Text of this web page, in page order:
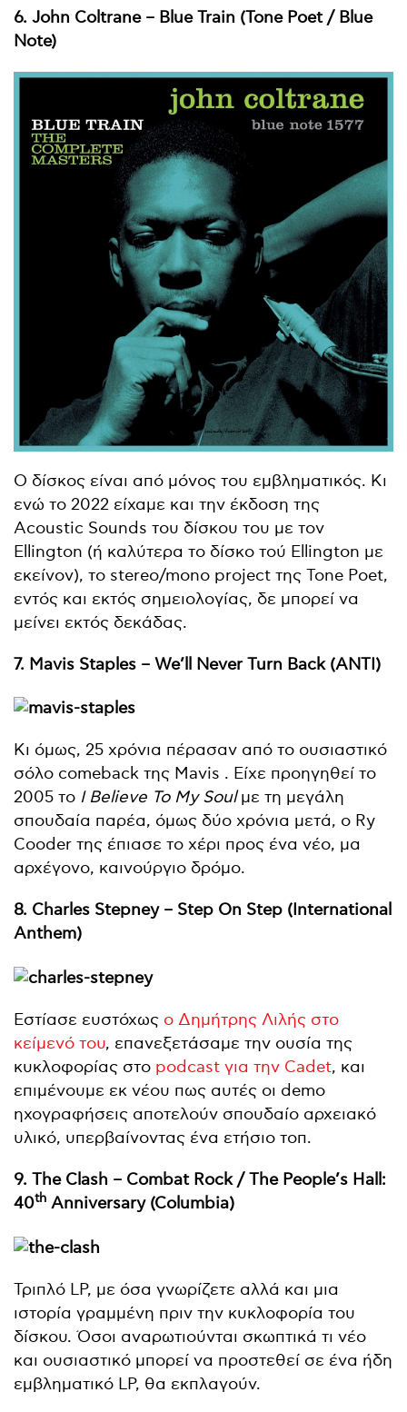
6. John Coltrane – Blue Train (Tone Poet / Blue
Note)
Ο δίσκος είναι από μόνος του εμβληματικός. Κι
ενώ το 2022 είχαμε και την έκδοση της
Acoustic Sounds του δίσκου του με τον
Ellington (ή καλύτερα το δίσκο τού Ellington με
εκείνον), το stereo/mono project της Tone Poet,
εντός και εκτός σημειολογίας, δε μπορεί να
μείνει εκτός δεκάδας.
7. Mavis Staples – We’ll Never Turn Back (ANTI)
Κι όμως, 25 χρόνια πέρασαν από το ουσιαστικό
σόλο comeback της Mavis . Είχε προηγηθεί το
2005 το I Believe To My Soulμε τη μεγάλη
σπουδαία παρέα, όμως δύο χρόνια μετά, ο Ry
Cooder της έπιασε το χέρι προς ένα νέο, μα
αρχέγονο, καινούργιο δρόμο.
8. Charles Stepney – Step On Step (International
Anthem)
Εστίασε ευστόχως ο Δημήτρης Λιλής στο
κείμενό του, επανεξετάσαμε την ουσία της
κυκλοφορίας στο podcast για την Cadet, και
επιμένουμε εκ νέου πως αυτές οι demo
ηχογραφήσεις αποτελούν σπουδαίο αρχειακό
υλικό, υπερβαίνοντας ένα ετήσιο τοπ.
9. The Clash – Combat Rock / The People’s Hall:
40th Anniversary (Columbia)
Τριπλό LP, με όσα γνωρίζετε αλλά και μια
ιστορία γραμμένη πριν την κυκλοφορία του
δίσκου. Όσοι αναρωτιούνται σκωπτικά τι νέο
και ουσιαστικό μπορεί να προστεθεί σε ένα ήδη
εμβληματικό LP, θα εκπλαγούν.